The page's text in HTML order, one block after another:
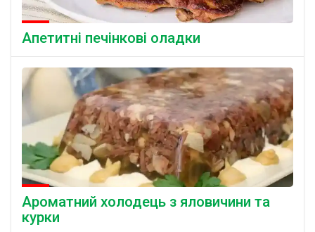
Апетитні печінкові оладки
Ароматний холодець з яловичини та
курки